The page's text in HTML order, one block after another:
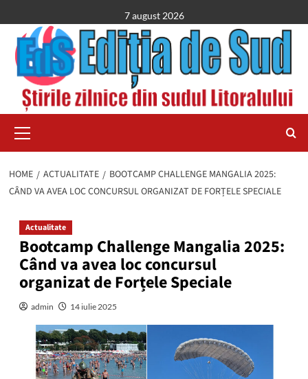
to
content
7 august 2026
Menu
HOME ACTUALITATE
BOOTCAMP CHALLENGE MANGALIA 2025:
CÂND VA AVEA LOC CONCURSUL ORGANIZAT DE FORȚELE SPECIALE
Actualitate
Bootcamp Challenge Mangalia 2025:
Când va avea loc concursul
organizat de Forțele Speciale
admin 14 iulie 2025